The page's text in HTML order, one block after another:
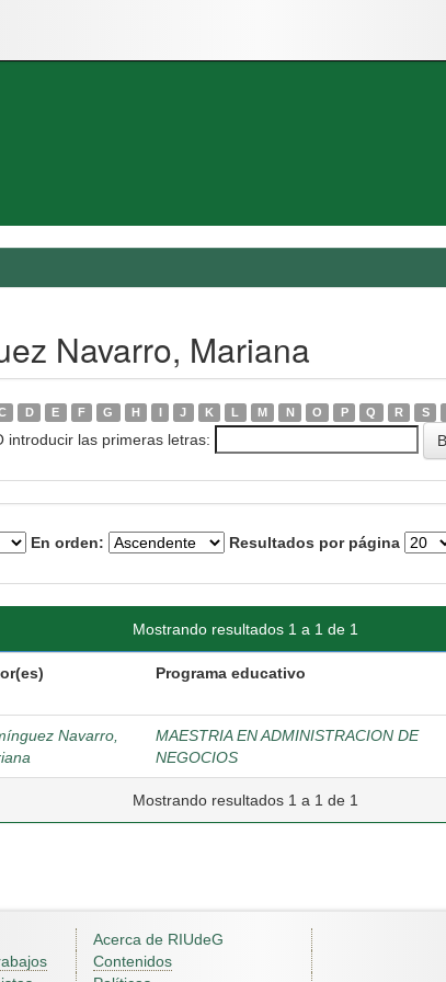
Navarro, Mariana
D E F G H I J K L M N O P Q R S
introducir las primeras letras:
En orden: Resultados por página
Mostrando resultados 1 a 1 de 1
Programa educativo
Navarro,
MAESTRIA EN ADMINISTRACION DE
NEGOCIOS
Mostrando resultados 1 a 1 de 1
Acerca de RIUdeG
Contenidos